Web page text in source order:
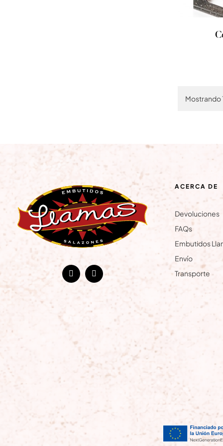
Mostrando
ACERCA DE
Devoluciones
FAQs
Embutidos
Envío
Transporte